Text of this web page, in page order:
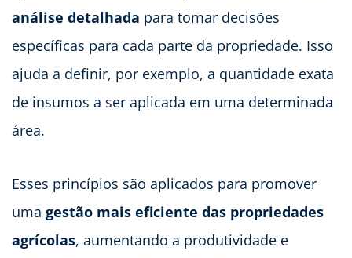
análise detalhada para tomar decisões
específicas para cada parte da propriedade. Isso
ajuda a definir, por exemplo, a quantidade exata
de insumos a ser aplicada em uma determinada
área.
Esses princípios são aplicados para promover
uma gestão mais eficiente das propriedades
agrícolas, aumentando a produtividade e